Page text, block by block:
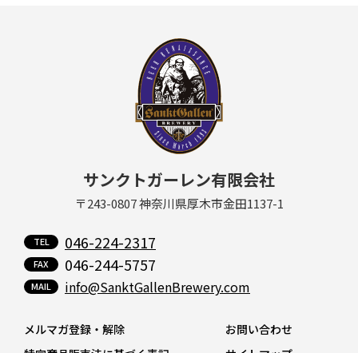
サンクトガーレン有限会社
〒243-0807 神奈川県厚木市金田1137-1
046-224-2317
046-244-5757
info@SanktGallenBrewery.com
メルマガ登録・解除
お問い合わせ